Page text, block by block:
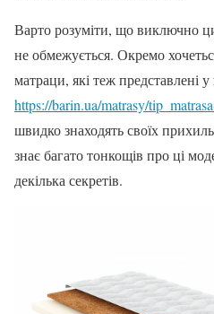
Варто розуміти, що виключно
не обмежується. Окремо
матраци, які теж представлені
https://barin.ua/matrasy/
швидко знаходять своїх
знає багато тонкощів про ці
декілька секретів.